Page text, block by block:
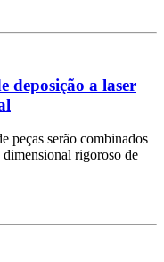
deposição a laser
peças serão combinados
rigoroso de